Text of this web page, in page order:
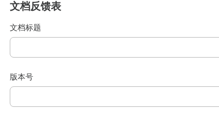
文档反馈表
文档标题
版本号